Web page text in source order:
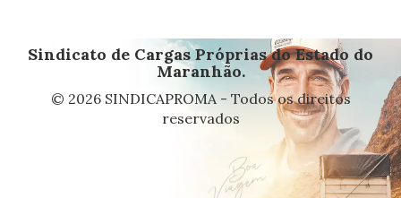
Sindicato de Cargas Próprias do Estado do
Maranhão.
© 2026 SINDICAPROMA - Todos os direitos
reservados